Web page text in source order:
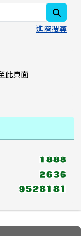
進階搜尋